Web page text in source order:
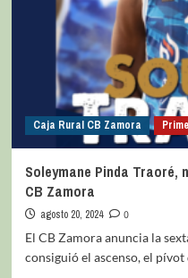
Caja Rural CB Zamora
Soleymane Pinda Traoré,
CB Zamora
agosto 20, 2024
0
El CB Zamora anuncia la
consiguió el ascenso, el